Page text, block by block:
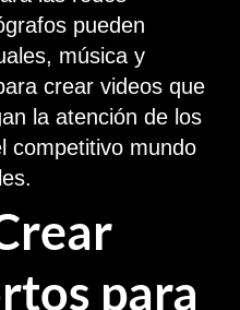
pueden
música y
crear videos que
la atención de los
competitivo mundo
para